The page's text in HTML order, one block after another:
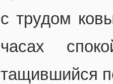
с трудом
часах
тащившийся